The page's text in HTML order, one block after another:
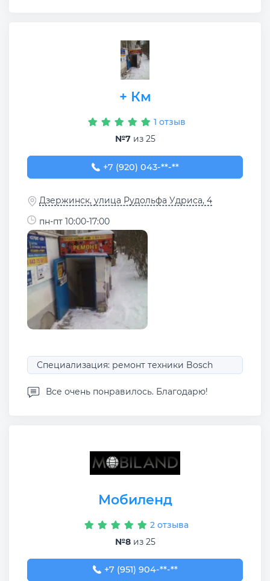
+ Км
1 отзыв
№7из 25
+7 (920) 043-75-61
+7 (920) 043-**-**
Дзержинск, улица Рудольфа Удриса, 4
пн-пт 10:00-17:00
Специализация: ремонт техники Bosch
Все очень понравилось. Благодарю!
Мобиленд
2 отзыва
№8из 25
+7 (951) 904-60-66
+7 (951) 904-**-**